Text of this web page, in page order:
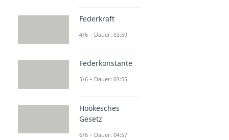
Federkraft
4/6 – Dauer: 03:59
Federkonstante
5/6 – Dauer: 03:55
Hookesches
Gesetz
6/6 – Dauer: 04:57